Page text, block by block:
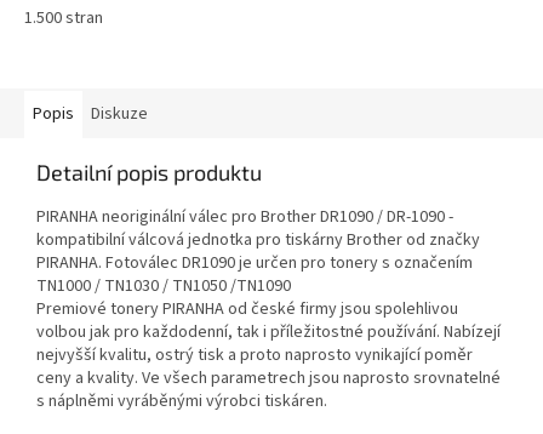
1.500 stran
Popis Diskuze
Detailní popis produktu
PIRANHA neoriginální válec pro Brother DR1090 / DR-1090 -
kompatibilní válcová jednotka pro tiskárny Brother od značky
PIRANHA. Fotoválec DR1090 je určen pro tonery s označením
TN1000 / TN1030 / TN1050 /TN1090
Premiové tonery PIRANHA od české firmy jsou spolehlivou
volbou jak pro každodenní, tak i příležitostné používání. Nabízejí
nejvyšší kvalitu, ostrý tisk a proto naprosto vynikající poměr
ceny a kvality. Ve všech parametrech jsou naprosto srovnatelné
s náplněmi vyráběnými výrobci tiskáren.